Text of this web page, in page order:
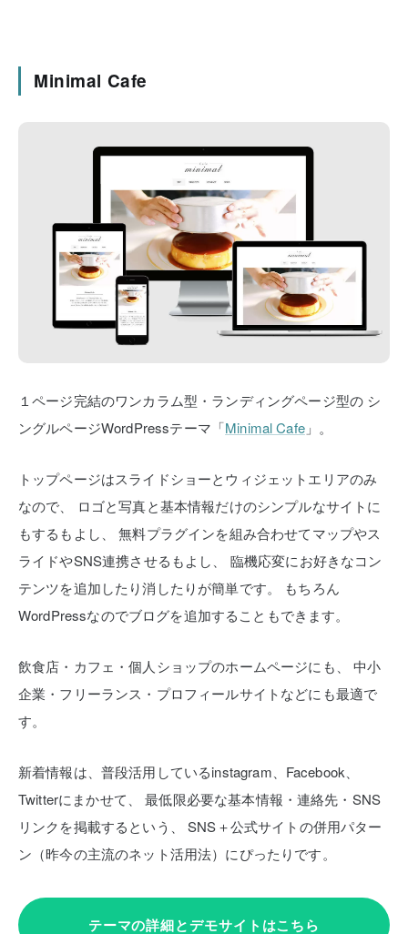
Minimal Cafe
１ページ完結のワンカラム型・ランディングページ型の シ
ングルページWordPressテーマ「Minimal Cafe」。
トップページはスライドショーとウィジェットエリアのみ
なので、
ロゴと写真と基本情報だけのシンプルなサイトに
もするもよし、
無料プラグインを組み合わせてマップやス
ライドやSNS連携させるもよし、
臨機応変にお好きなコン
テンツを追加したり消したりが簡単です。
もちろん
WordPressなのでブログを追加することもできます。
飲食店・カフェ・個人ショップのホームページにも、
中小
企業・フリーランス・プロフィールサイトなどにも最適で
す。
新着情報は、普段活用しているinstagram、Facebook、
Twitterにまかせて、
最低限必要な基本情報・連絡先・SNS
リンクを掲載するという、
SNS＋公式サイトの併用パター
ン（昨今の主流のネット活用法）にぴったりです。
テーマの詳細とデモサイトはこちら